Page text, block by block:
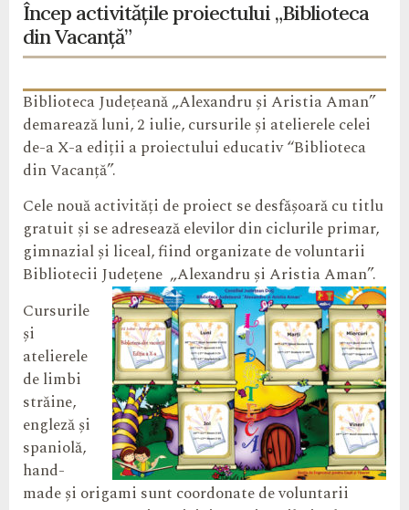
Încep activitățile proiectului „Biblioteca
din Vacanță”
Biblioteca Județeană „Alexandru și Aristia Aman”
demarează luni, 2 iulie, cursurile și atelierele celei
de-a X-a ediții a proiectului educativ “Biblioteca
din Vacanță”.
Cele nouă activități de proiect se desfășoară cu titlu
gratuit și se adresează elevilor din ciclurile primar,
gimnazial și liceal, fiind organizate de voluntarii
Bibliotecii Județene „Alexandru și Aristia Aman”.
Cursurile
și
atelierele
de limbi
străine,
engleză și
spaniolă,
hand-
made și origami sunt coordonate de voluntarii